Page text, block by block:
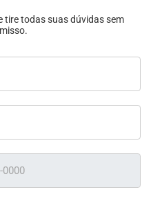
tire todas suas dúvidas sem